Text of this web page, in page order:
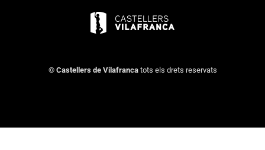
© Castellers de Vilafrancatots els drets reservats